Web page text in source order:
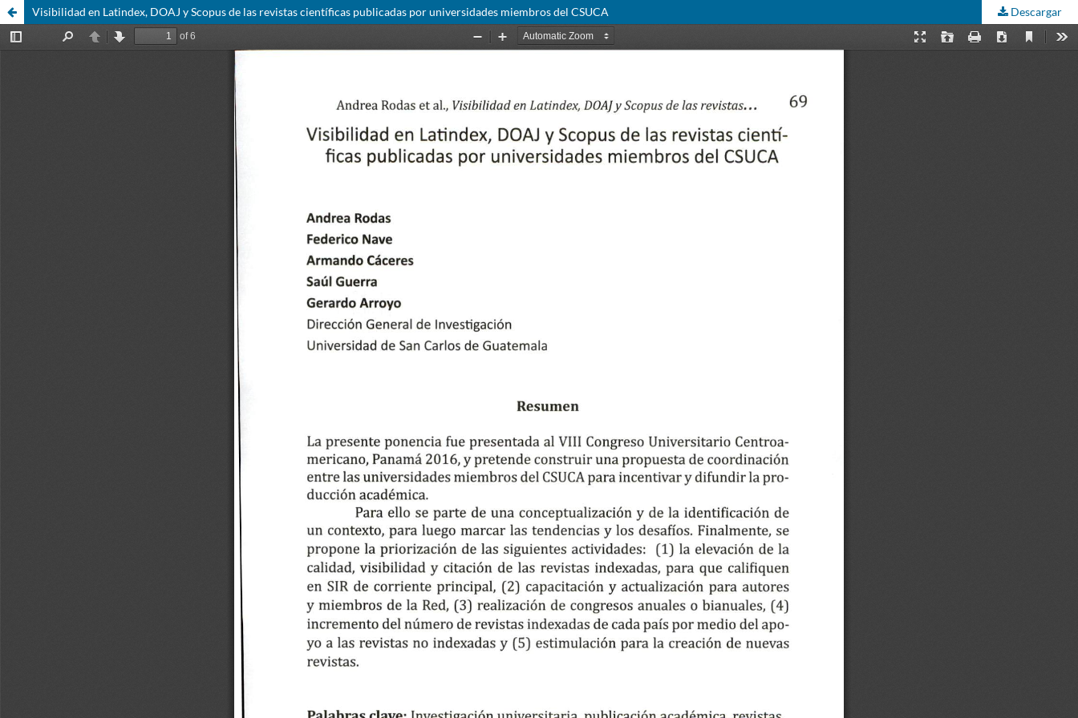
Visibilidad en Latindex, DOAJ y Scopus de las revistas científicas publicadas por universidades miembros del CSUCA Descargar